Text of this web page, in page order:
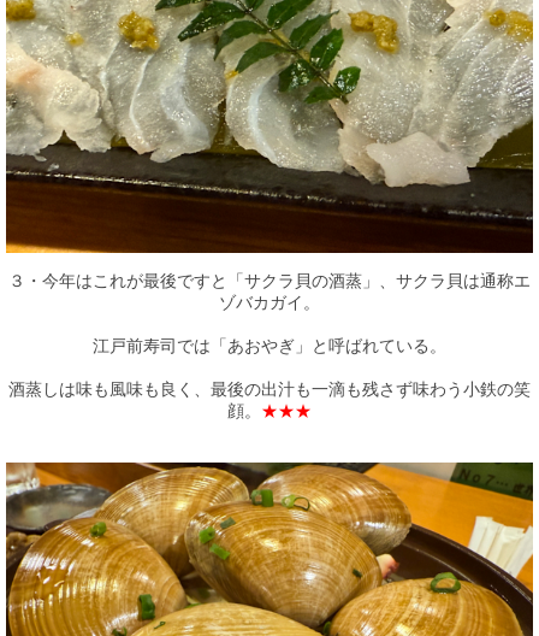
３・今年はこれが最後ですと「サクラ貝の酒蒸」、サクラ貝は通称エ
ゾバカガイ。
江戸前寿司では「あおやぎ」と呼ばれている。
酒蒸しは味も風味も良く、最後の出汁も一滴も残さず味わう小鉄の笑
顔。 ★★★